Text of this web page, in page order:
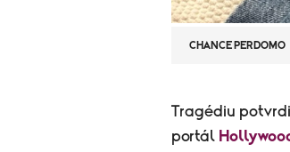
CHANCE PERDOMO
​Tragédiu
portál